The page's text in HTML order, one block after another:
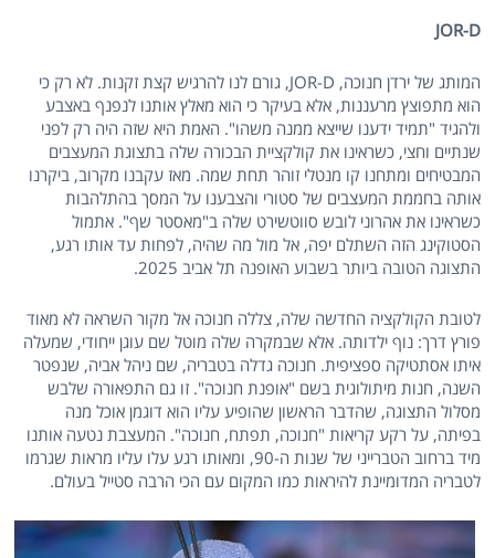
JOR-D
המותג של ירדן חנוכה, JOR-D, גורם לנו להרגיש קצת זקנות. לא רק כי
הוא מתפוצץ מרעננות, אלא בעיקר כי הוא מאלץ אותנו לנפנף באצבע
ולהגיד "תמיד ידענו שייצא ממנה משהו". האמת היא שזה היה רק לפני
שנתיים וחצי, כשראינו את קולקציית הבכורה שלה בתצוגת המעצבים
המבטיחים ומתחנו קו מנטלי זוהר תחת שמה. מאז עקבנו מקרוב, ביקרנו
אותה בחממת המעצבים של סטורי והצבענו על המסך בהתלהבות
כשראינו את אהרוני לובש סווטשירט שלה ב"מאסטר שף". אתמול
הסטוקינג הזה השתלם יפה, אל מול מה שהיה, לפחות עד אותו רגע,
התצוגה הטובה ביותר בשבוע האופנה תל אביב 2025.
לטובת הקולקציה החדשה שלה, צללה חנוכה אל מקור השראה לא מאוד
פורץ דרך: נוף ילדותה. אלא שבמקרה שלה מוטל שם עוגן ייחודי, שמעלה
איתו אסתטיקה ספציפית. חנוכה גדלה בטבריה, שם ניהל אביה, שנפטר
השנה, חנות מיתולוגית בשם "אופנת חנוכה". זו גם התפאורה שלבש
מסלול התצוגה, שהדבר הראשון שהופיע עליו הוא דוגמן אוכל מנה
בפיתה, על רקע קריאות "חנוכה, תפתח, חנוכה". המעצבת נטעה אותנו
מיד ברחוב הטברייני של שנות ה-90, ומאותו רגע עלו עליו מראות שגרמו
לטבריה המדומיינת להיראות כמו המקום עם הכי הרבה סטייל בעולם.